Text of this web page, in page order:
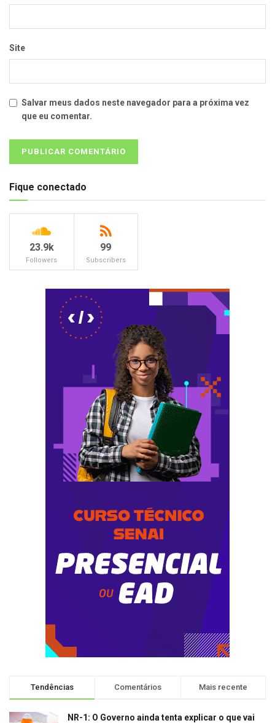
Site
Salvar meus dados neste navegador para a próxima vez
que eu comentar.
Fique conectado
23.9k
Followers
99
Subscribers
Tendências Comentários Mais recente
NR-1: O Governo ainda tenta explicar o que vai